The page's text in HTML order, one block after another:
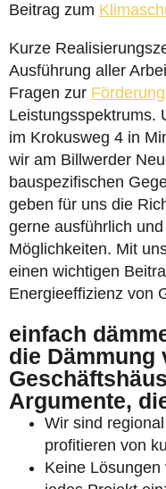
Beitrag zum
Kurze
Ausführung aller
Fragen zur Förderung
Leistungsspektrums.
im Krokusweg 4 in
wir am Billwerder
bauspezifischen
geben für uns die
gerne ausführlich
Möglichkeiten. Mit
einen wichtigen
Energieeffizienz von
einfach
die Dämmung
Argumente,
Wir sind
profitieren von
Keine